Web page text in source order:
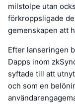
milstolpe utan
förkroppsligade
gemenskapen att
Efter lanseringen
Dapps inom
syftade till att
och som en